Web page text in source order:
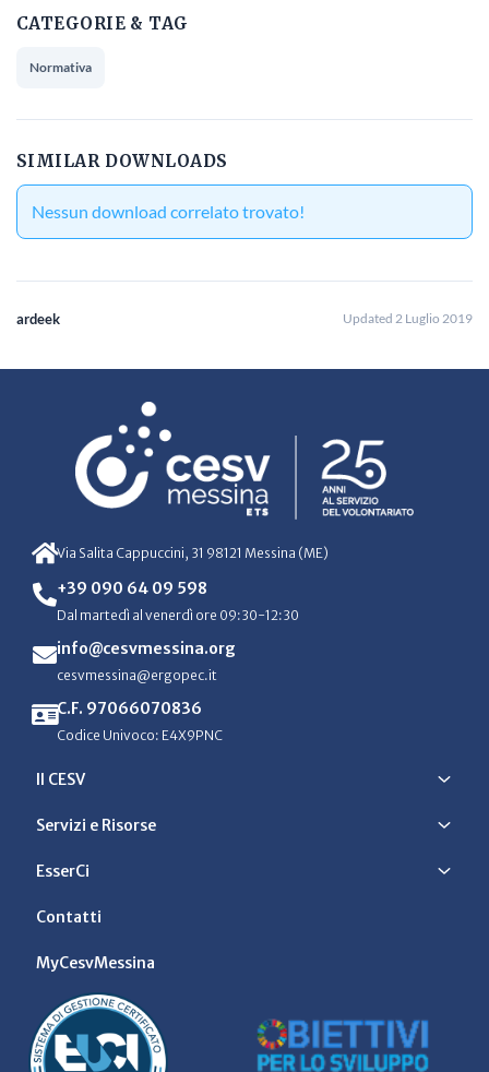
CATEGORIE & TAG
Normativa
SIMILAR DOWNLOADS
Nessun download correlato trovato!
ardeek Updated 2 Luglio 2019
Via Salita Cappuccini, 31 98121 Messina (ME)
+39 090 64 09 598
Dal martedì al venerdì ore 09:30-12:30
info@cesvmessina.org
cesvmessina@ergopec.it
C.F. 97066070836
Codice Univoco: E4X9PNC
Il CESV
Servizi e Risorse
EsserCi
Contatti
MyCesvMessina